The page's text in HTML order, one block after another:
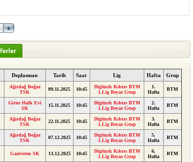
Deplasman Tarih Saat Lig Hafta Grup
Ağırdağ Boğaz
TSK
09.11.2025 10:45
Digiturk Kıbrıs BTM
1.Lig Beyaz Grup
1.
Hafta
BTM
Girne Halk Evi
SK
15.11.2025 10:45
Digiturk Kıbrıs BTM
1.Lig Beyaz Grup
2.
Hafta
BTM
Ağırdağ Boğaz
TSK
22.11.2025 10:45
Digiturk Kıbrıs BTM
1.Lig Beyaz Grup
3.
Hafta
BTM
Ağırdağ Boğaz
TSK
07.12.2025 10:45
Digiturk Kıbrıs BTM
1.Lig Beyaz Grup
5.
Hafta
BTM
Gaziveren SK 13.12.2025 10:45
Digiturk Kıbrıs BTM
1.Lig Beyaz Grup
6.
Hafta
BTM